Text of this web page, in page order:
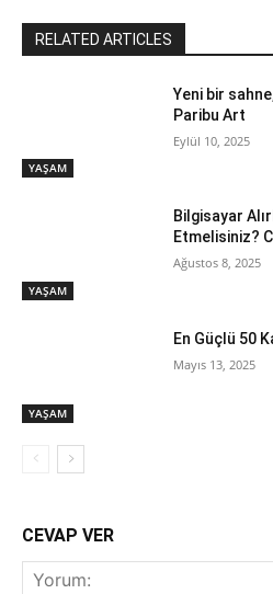
RELATED ARTICLES
YAŞAM
Yeni bir
Paribu Art
Eylül 10, 2025
YAŞAM
Bilgisayar
Etmelisiniz?
Ağustos 8, 2025
YAŞAM
En Güçlü 50
Mayıs 13, 2025
CEVAP VER